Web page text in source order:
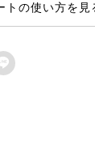
トの使い方を見